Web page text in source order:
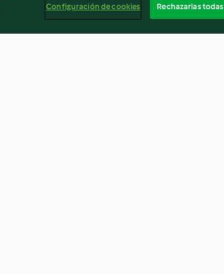
Configuración de cookies Rechazarlas todas